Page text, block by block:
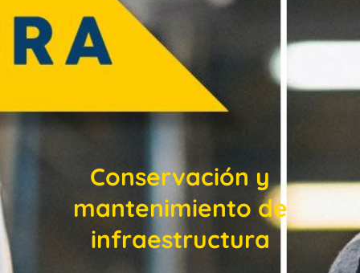
Conservación y
mantenimiento de
infraestructura